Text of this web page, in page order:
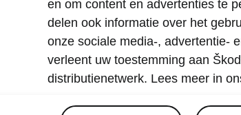
Comfort
• Elektrisch bediende kofferklep met Virtual
• KESSY Advanced
en om content en advertenties te
delen ook informatie over het
onze sociale media-, advertentie-
verleent uw toestemming aan
distributienetwerk. Lees meer in